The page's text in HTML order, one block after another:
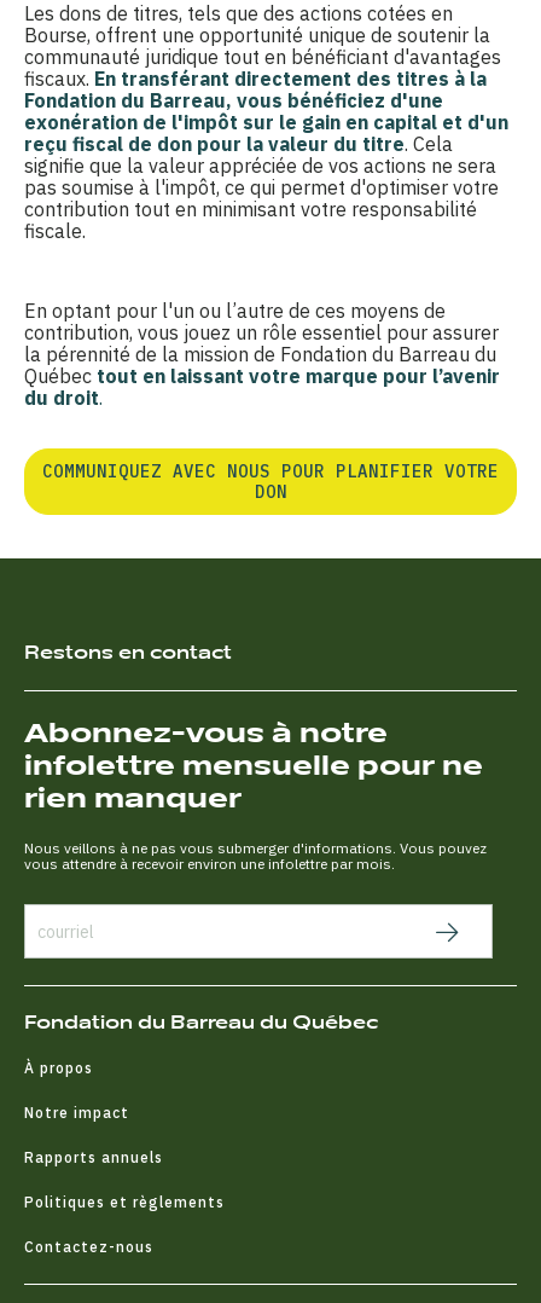
Les dons de titres, tels que des actions cotées en
Bourse, offrent une opportunité unique de soutenir la
communauté juridique tout en bénéficiant d'avantages
fiscaux. En transférant directement des titres à la
Fondation du Barreau, vous bénéficiez d'une
exonération de l'impôt sur le gain en capital et d'un
reçu fiscal de don pour la valeur du titre. Cela
signifie que la valeur appréciée de vos actions ne sera
pas soumise à l'impôt, ce qui permet d'optimiser votre
contribution tout en minimisant votre responsabilité
fiscale.
En optant pour l'un ou l’autre de ces moyens de
contribution, vous jouez un rôle essentiel pour assurer
la pérennité de la mission de Fondation du Barreau du
Québec tout en laissant votre marque pour l’avenir
du droit.
COMMUNIQUEZ AVEC NOUS POUR PLANIFIER VOTRE
DON
Restons en contact
Abonnez-vous à notre
infolettre mensuelle pour ne
rien manquer
Nous veillons à ne pas vous submerger d'informations. Vous pouvez
vous attendre à recevoir environ une infolettre par mois.
Fondation du Barreau du Québec
À propos
Notre impact
Rapports annuels
Politiques et règlements
Contactez-nous